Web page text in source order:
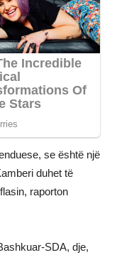
se është një
duhet të
raporton
SDA, dje,